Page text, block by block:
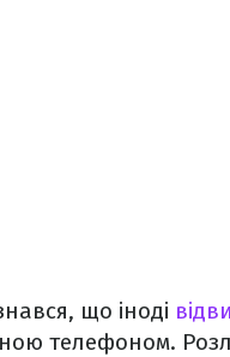
що іноді
телефоном.